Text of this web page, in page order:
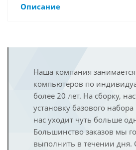
Описание
Наша компания
компьютеров по
более 20 лет. На сборку,
установку базового
нас уходит чуть больше
Большинство заказов мы
выполнить в течении дня.